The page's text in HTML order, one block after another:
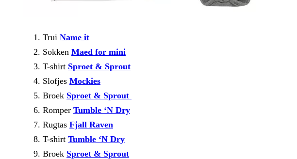
Trui Name it
Sokken Maed for mini
T-shirt Sproet & Sprout
Slofjes Mockies
Broek Sproet & Sprout
Romper Tumble ‘N Dry
Rugtas Fjall Raven
T-shirt Tumble ‘N Dry
Broek Sproet & Sprout